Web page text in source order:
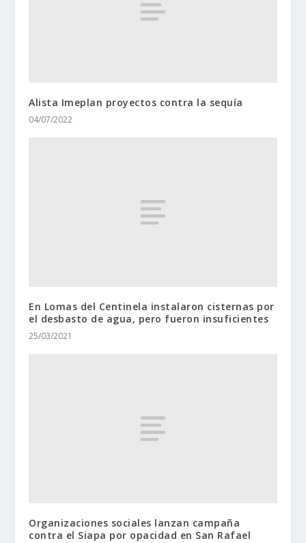
Alista Imeplan proyectos contra la sequía
04/07/2022
En Lomas del Centinela instalaron cisternas por
el desbasto de agua, pero fueron insuficientes
25/03/2021
Organizaciones sociales lanzan campaña
contra el Siapa por opacidad en San Rafael